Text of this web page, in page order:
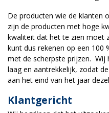
De producten wie de klanten
zijn de producten met hoge
kwaliteit dat het te zien moet
kunt dus rekenen op een 100
met de scherpste prijzen. Wij
laag en aantrekkelijk, zodat
aan het eind van het jaar
Klantgericht